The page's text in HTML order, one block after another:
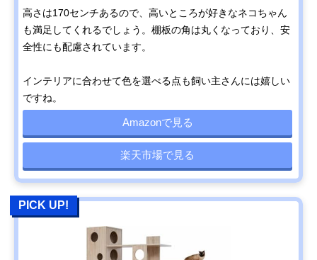
高さは170センチあるので、高いところが好きなネコちゃん
も満足してくれるでしょう。棚板の角は丸くなっており、安
全性にも配慮されています。
インテリアに合わせて色を選べる点も飼い主さんには嬉しい
ですね。
Amazonで見る
楽天市場で見る
PICK UP!